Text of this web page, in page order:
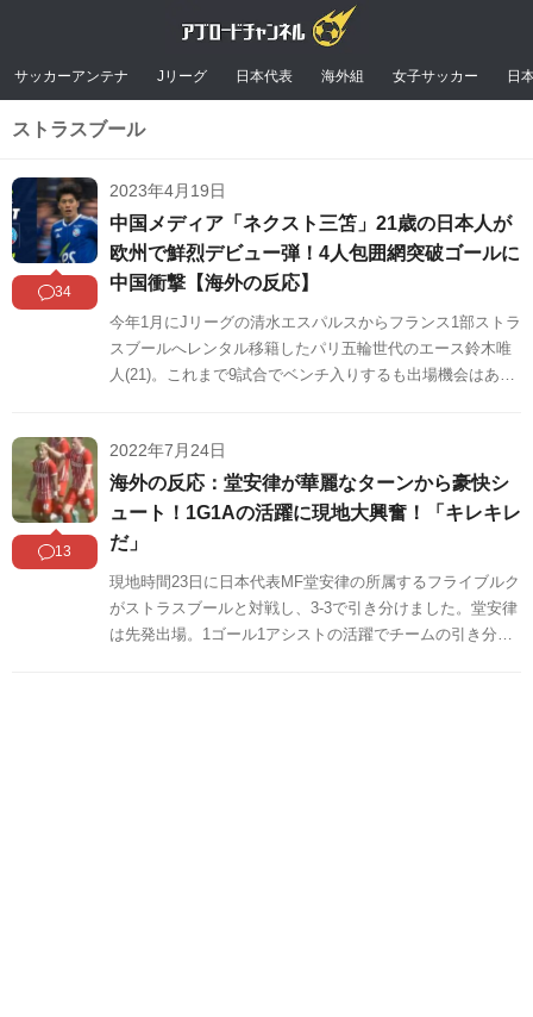
サッカーアンテナ Jリーグ 日本代表 海外組 女子サッカー 日
ストラスブール
34
2023年4月19日
中国メディア「ネクスト三笘」21歳の日本人が
欧州で鮮烈デビュー弾！4人包囲網突破ゴールに
中国衝撃【海外の反応】
今年1月にJリーグの清水エスパルスからフランス1部ストラ
スブールへレンタル移籍したパリ五輪世代のエース鈴木唯
人(21)。これまで9試合でベンチ入りするも出場機会はあり
待望のリーグ・アンデビュー。すると、ストラスブールの2
-1のリードで迎えた86分に4人の包囲網を突破するスーパー
ゴールを決め、勝利に貢献しました。
13
2022年7月24日
海外の反応：堂安律が華麗なターンから豪快シ
ュート！1G1Aの活躍に現地大興奮！「キレキレ
だ」
現地時間23日に日本代表MF堂安律の所属するフライブルク
がストラスブールと対戦し、3-3で引き分けました。堂安律
は先発出場。1ゴール1アシストの活躍でチームの引き分け